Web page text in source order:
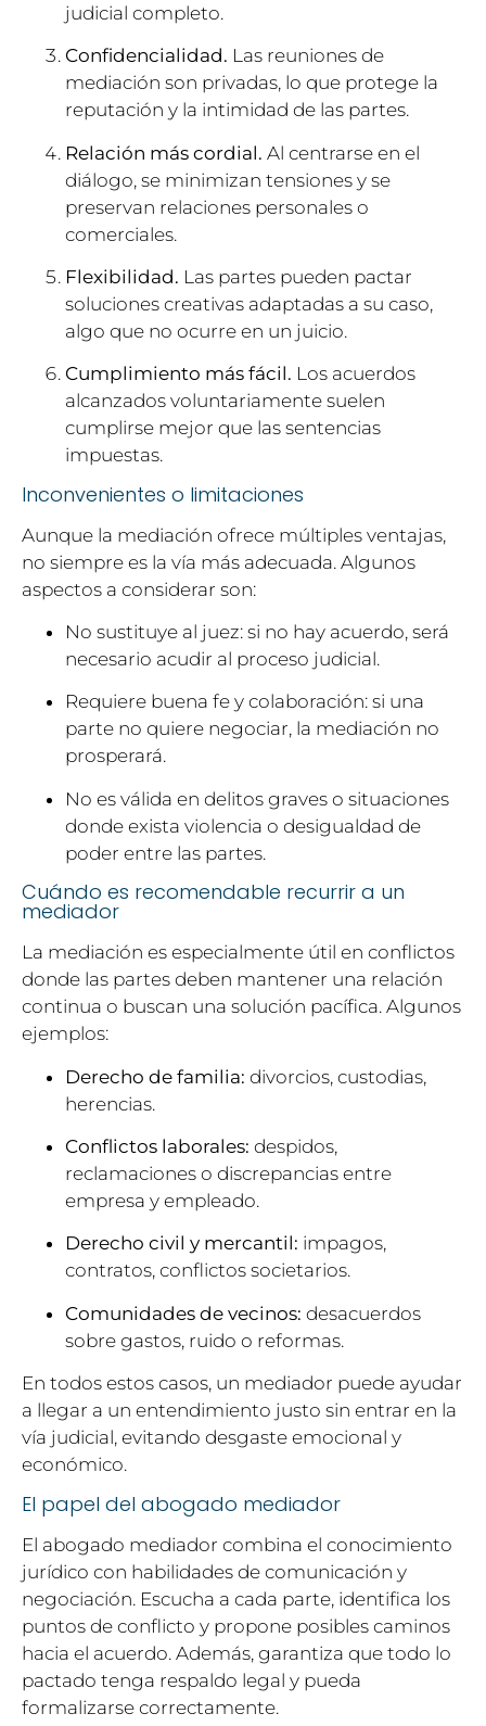
judicial completo.
Confidencialidad. Las reuniones de
mediación son privadas, lo que protege la
reputación y la intimidad de las partes.
Relación más cordial. Al centrarse en el
diálogo, se minimizan tensiones y se
preservan relaciones personales o
comerciales.
Flexibilidad. Las partes pueden pactar
soluciones creativas adaptadas a su caso,
algo que no ocurre en un juicio.
Cumplimiento más fácil. Los acuerdos
alcanzados voluntariamente suelen
cumplirse mejor que las sentencias
impuestas.
Inconvenientes o limitaciones
Aunque la mediación ofrece múltiples ventajas,
no siempre es la vía más adecuada. Algunos
aspectos a considerar son:
No sustituye al juez: si no hay acuerdo, será
necesario acudir al proceso judicial.
Requiere buena fe y colaboración: si una
parte no quiere negociar, la mediación no
prosperará.
No es válida en delitos graves o situaciones
donde exista violencia o desigualdad de
poder entre las partes.
Cuándo es recomendable recurrir a un
mediador
La mediación es especialmente útil en conflictos
donde las partes deben mantener una relación
continua o buscan una solución pacífica. Algunos
ejemplos:
Derecho de familia: divorcios, custodias,
herencias.
Conflictos laborales: despidos,
reclamaciones o discrepancias entre
empresa y empleado.
Derecho civil y mercantil: impagos,
contratos, conflictos societarios.
Comunidades de vecinos: desacuerdos
sobre gastos, ruido o reformas.
En todos estos casos, un mediador puede ayudar
a llegar a un entendimiento justo sin entrar en la
vía judicial, evitando desgaste emocional y
económico.
El papel del abogado mediador
El abogado mediador combina el conocimiento
jurídico con habilidades de comunicación y
negociación. Escucha a cada parte, identifica los
puntos de conflicto y propone posibles caminos
hacia el acuerdo. Además, garantiza que todo lo
pactado tenga respaldo legal y pueda
formalizarse correctamente.